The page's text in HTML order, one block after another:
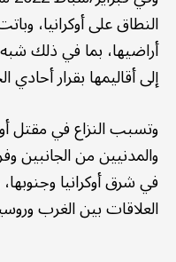
أراضيها، بما في ذلك
إلى أقاليمها بقرار أحادي
وتسبب النزاع في مقتل
والمدنيين من الجانبين
في شرق أوكرانيا وجنوبها،
العلاقات بين الغرب